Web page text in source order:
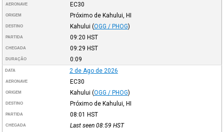
AERONAVE EC30
ORIGEM Próximo de Kahului, HI
DESTINO Kahului (OGG / PHOG)
PARTIDA 09:20 HST
CHEGADA 09:29 HST
DURAÇÃO 0:09
DATA 2 de Ago de 2026
AERONAVE EC30
ORIGEM Kahului (OGG / PHOG)
DESTINO Próximo de Kahului, HI
PARTIDA 08:01 HST
CHEGADA Last seen 08:59 HST